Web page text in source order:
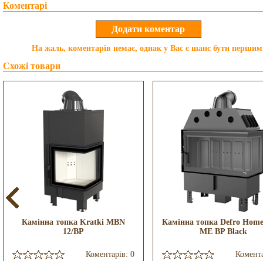
Коментарі
На жаль, коментарів немає, однак у Вас є шанс бути
Схожі товари
Камінна топка Kratki MBN
12/BP
Коментарів: 0
Камінна топка Defro
ME BP Black